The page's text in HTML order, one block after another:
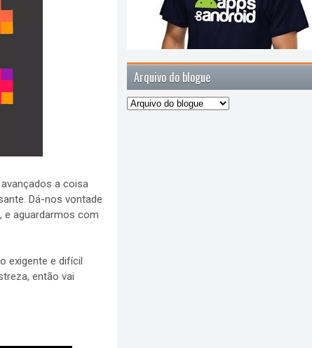
a coisa
Dá-nos vontade
e aguardarmos com
exigente e difícil
então vai
Arquivo do blogue